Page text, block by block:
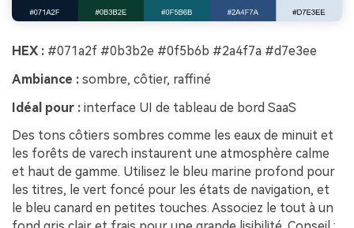
HEX : #071a2f #0b3b2e #0f5b6b #2a4f7a #d7e3ee
Ambiance : sombre, côtier, raffiné
Idéal pour : interface UI de tableau de bord SaaS
Des tons côtiers sombres comme les eaux de minuit et
les forêts de varech instaurent une atmosphère calme
et haut de gamme. Utilisez le bleu marine profond pour
les titres, le vert foncé pour les états de navigation, et
le bleu canard en petites touches. Associez le tout à un